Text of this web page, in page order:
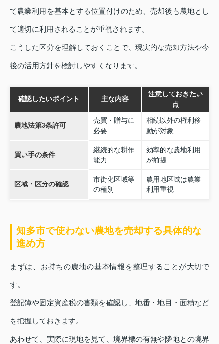
て農業利用を基本とする位置付けのため、売却後も農地とし
て適切に利用されることが重視されます。
こうした区分を理解しておくことで、現実的な売却方法や今
後の活用方針を検討しやすくなります。
確認したいポイント 主な内容
注意しておきたい
点
農地法第3条許可
売買・贈与に
必要
相続以外の権利移
動が対象
買い手の条件
継続的な耕作
能力
効率的な農地利用
が前提
区域・区分の確認
市街化区域等
の種別
農用地区域は農業
利用重視
知多市で使わない農地を売却する具体的な
進め方
まずは、お持ちの農地の基本情報を整理することが大切で
す。
登記簿や固定資産税の書類を確認し、地番・地目・面積など
を把握しておきます。
あわせて、実際に現地を見て、境界標の有無や隣地との境界